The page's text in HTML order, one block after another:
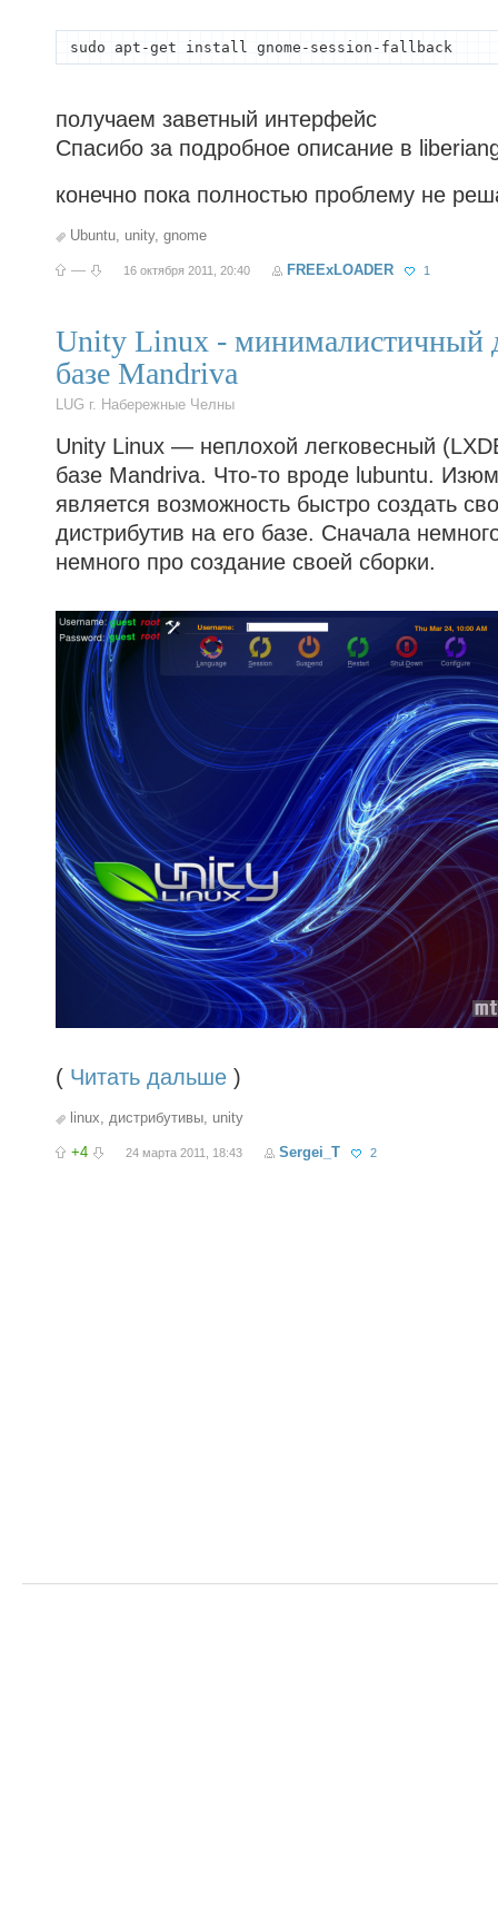
sudo apt-get install gnome-session-fallback
получаем заветный интерфейс
Спасибо за подробное описание в
конечно пока полностью проблему не
Ubuntu, unity, gnome
— 16 октября 2011, 20:40 FREExLOADER 1
Unity Linux - минималистичный
базе Mandriva
LUG г. Набережные Челны
Unity Linux — неплохой легковесный
базе Mandriva. Что-то вроде lubuntu.
является возможность быстро создать
дистрибутив на его базе. Сначала
немного про создание своей сборки.
( Читать дальше )
linux, дистрибутивы, unity
+4 24 марта 2011, 18:43 Sergei_T 2